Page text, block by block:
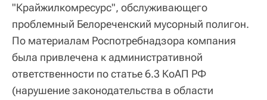
"Крайжилкомресурс", обслуживающего
проблемный Белореченский мусорный полигон.
По материалам Роспотребнадзора компания
была привлечена к административной
ответственности по статье 6.3 КоАП РФ
(нарушение законодательства в области